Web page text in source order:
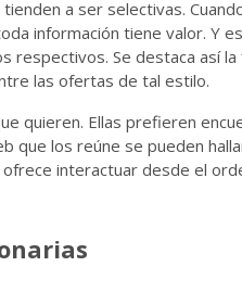
a ser selectivas.
información tiene valor. Y
respectivos. Se destaca así
las ofertas de tal estilo.
quieren. Ellas prefieren
que los reúne se pueden
interactuar desde el